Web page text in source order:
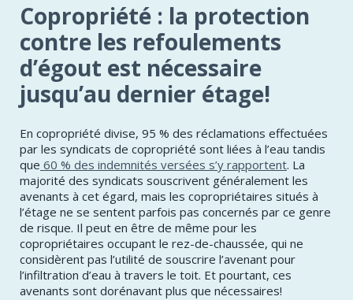
Copropriété : la protection
contre les refoulements
d’égout est nécessaire
jusqu’au dernier étage!
En copropriété divise, 95 % des réclamations effectuées
par les syndicats de copropriété sont liées à l’eau tandis
que 60 % des indemnités versées s’y rapportent. La
majorité des syndicats souscrivent généralement les
avenants à cet égard, mais les copropriétaires situés à
l’étage ne se sentent parfois pas concernés par ce genre
de risque. Il peut en être de même pour les
copropriétaires occupant le rez-de-chaussée, qui ne
considèrent pas l’utilité de souscrire l’avenant pour
l’infiltration d’eau à travers le toit. Et pourtant, ces
avenants sont dorénavant plus que nécessaires!